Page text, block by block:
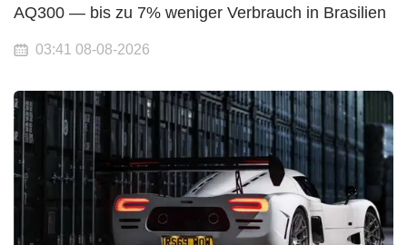
AQ300 — bis zu 7% weniger Verbrauch in Brasilien
03:41 08-08-2026